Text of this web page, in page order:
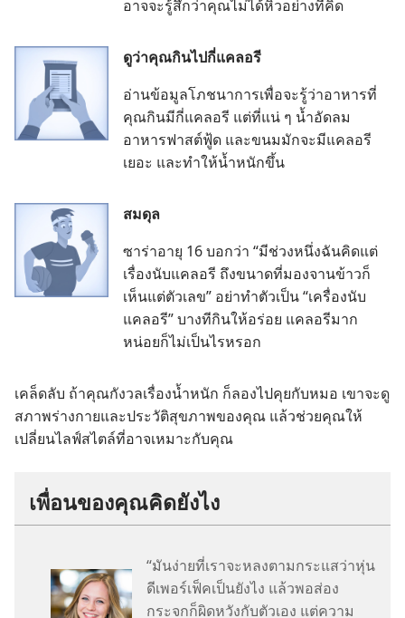
อาจ​จะ​รู้สึก​ว่า​คุณ​ไม่​ได้​หิว​อย่าง​ที่​คิด
ดู​ว่า​คุณ​กิน​ไป​กี่​แคลอรี
อ่าน​ข้อมูล​โภชนาการ​เพื่อ​จะ​รู้​ว่า​อาหาร​ที่​
คุณ​กิน​มี​กี่​แคลอรี แต่​ที่​แน่​ ๆ น้ำ​อัด​ลม
อาหาร​ฟาสต์ฟู้ด และ​ขนม​มัก​จะ​มี​แคลอรี​
เยอะ และ​ทำ​ให้​น้ำหนัก​ขึ้น
สมดุล
ซา​ร่า​อายุ 16 บอก​ว่า “มี​ช่วง​หนึ่ง​ฉัน​คิด​แต่​
เรื่อง​นับ​แคลอรี ถึง​ขนาด​ที่​มอง​จาน​ข้าว​ก็​
เห็น​แต่​ตัว​เลข” อย่า​ทำ​ตัว​เป็น “เครื่อง​นับ​
แคลอรี” บาง​ที​กิน​ให้​อร่อย แคลอรี​มาก​
หน่อย​ก็​ไม่​เป็น​ไร​หรอก
เคล็ดลับ ถ้า​คุณ​กังวล​เรื่อง​น้ำหนัก ก็​ลอง​ไป​คุย​กับ​หมอ เขา​จะ​ดู​
สภาพ​ร่าง​กาย​และ​ประวัติ​สุขภาพ​ของ​คุณ แล้ว​ช่วย​คุณ​ให้​
เปลี่ยน​ไลฟ์​สไตล์​ที่​อาจ​เหมาะ​กับ​คุณ
เพื่อน​ของ​คุณ​คิด​ยัง​ไง
“มัน​ง่าย​ที่​เรา​จะ​หลง​ตาม​กระแส​ว่า​หุ่น​
ดี​เพอร์เฟ็ค​เป็น​ยัง​ไง แล้ว​พอ​ส่อง​
กระจก​ก็​ผิด​หวัง​กับ​ตัว​เอง แต่​ความ​